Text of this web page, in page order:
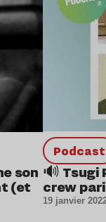
son
(et
podcast
🔊 Tsugi
crew
19 janvier